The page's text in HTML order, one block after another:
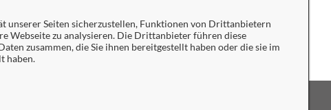
SB Meldewesen
unserer Seiten sicherzustellen, Funktionen von Drittanbietern
Webseite zu analysieren. Die Drittanbieter führen diese
zusammen, die Sie ihnen bereitgestellt haben oder die sie im
haben.